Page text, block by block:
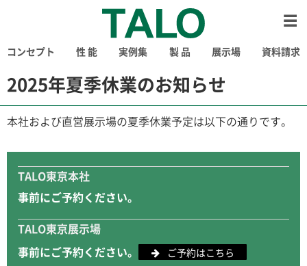
コンセプト 性 能 実例集 製 品 展示場 資料請求
2025年夏季休業のお知らせ
本社および直営展示場の夏季休業予定は以下の通りです。
TALO東京本社
事前にご予約ください。
TALO東京展示場
事前にご予約ください。
ご予約はこちら